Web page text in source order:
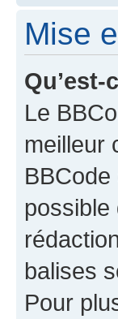
Mise
Qu’est-
Le
meilleur
balises
Pour